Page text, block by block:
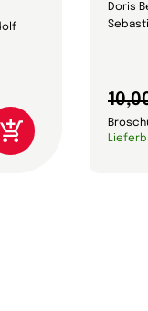
Doris